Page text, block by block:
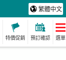
繁體中文
特價促銷 預訂確認 選單